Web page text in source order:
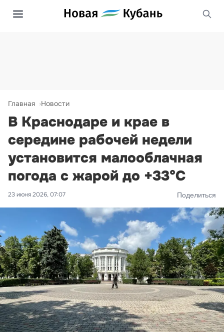
Главная Новости
В Краснодаре и крае в
середине рабочей недели
установится малооблачная
погода с жарой до +33°С
23 июня 2026, 07:07 Поделиться